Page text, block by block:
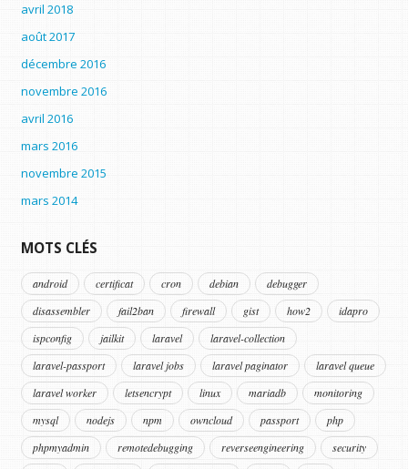
avril 2018
août 2017
décembre 2016
novembre 2016
avril 2016
mars 2016
novembre 2015
mars 2014
MOTS CLÉS
android certificat cron debian
debugger
disassembler
fail2ban firewall gist how2
idapro
ispconfig
jailkit laravel
laravel-collection
laravel-passport
laravel jobs laravel paginator
laravel queue
laravel worker
letsencrypt linux mariadb
monitoring
mysql
nodejs npm owncloud passport
php
phpmyadmin
remotedebugging reverseengineering
security